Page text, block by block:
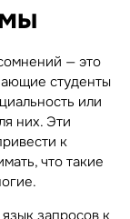
— это
студенты
или
них. Эти
к
что такие
запросов к